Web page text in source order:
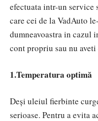
efectuata intr-un service
care cei de la VadAuto
dumneavoastra in cazul
cont propriu sau nu
1.Temperatura optimă
Deși uleiul fierbinte
serioase. Pentru a evita